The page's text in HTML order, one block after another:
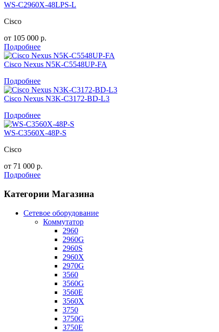
WS-C2960X-48LPS-L
Cisco
от 105 000 р.
Подробнее
Cisco Nexus N5K-C5548UP-FA
Подробнее
Cisco Nexus N3K-C3172-BD-L3
Подробнее
WS-C3560X-48P-S
Cisco
от 71 000 р.
Подробнее
Категории Магазина
Сетевое оборудование
Коммутатор
2960
2960G
2960S
2960X
2970G
3560
3560G
3560E
3560X
3750
3750G
3750E